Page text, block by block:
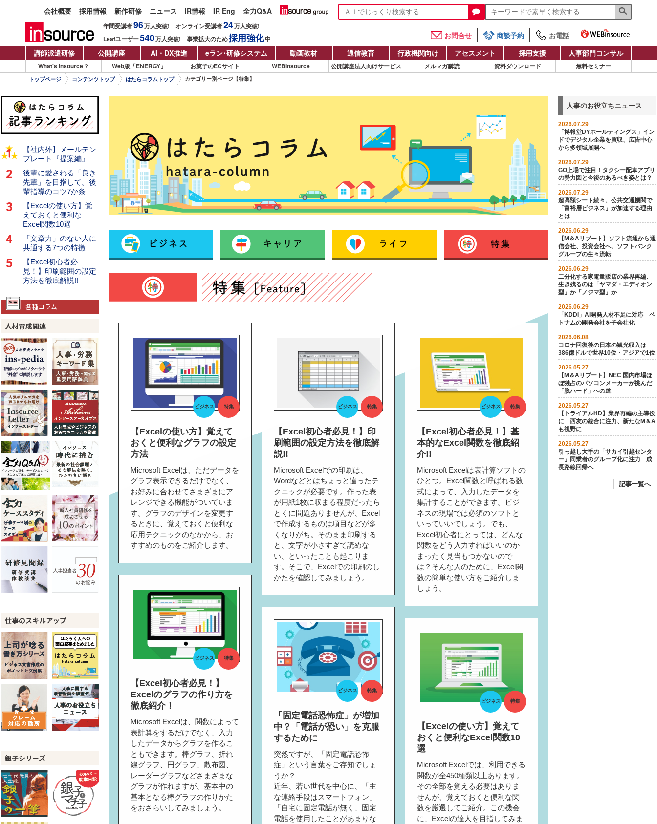
会社概要 採用情報 新作研修 ニュース IR情報 IR Eng 全力Q&A
年間受講者96万人突破! オンライン受講者24万人突破!
Leafユーザー540万人突破! 事業拡大のため採用強化中 お問合せ 商談予約
お電話
講師派遣研修
公開講座 AI・DX推進 eラン・研修システム 動画教材 通信教育 行政機関向け アセスメント 採用支援 人事部門コンサル
What's insource？ Web版「ENERGY」 お菓子のECサイト WEBinsource 公開講座法人向けサービス メルマガ購読 資料ダウンロード 無料セミナー
トップページ コンテンツトップ はたらコラムトップ カテゴリー別ページ【特集】
ビジネス 特集
【Excelの使い方】覚えて
おくと便利なグラフの設定
方法
Microsoft Excelは、ただデータを
グラフ表示できるだけでなく、
お好みに合わせてさまざまにア
レンジできる機能がついていま
す。グラフのデザインを変更す
るときに、覚えておくと便利な
応用テクニックのなかから、お
すすめのものをご紹介します。
ビジネス 特集
【Excel初心者必見！】印
刷範囲の設定方法を徹底解
説!!
Microsoft Excelでの印刷は、
Wordなどとはちょっと違ったテ
クニックが必要です。作った表
が用紙1枚に収まる程度だったら
とくに問題ありませんが、Excel
で作成するものは項目などが多
くなりがち。そのまま印刷する
と、文字が小さすぎて読めな
い、といったことも起こりま
す。そこで、Excelでの印刷のし
かたを確認してみましょう。
ビジネス 特集
【Excel初心者必見！】基
本的なExcel関数を徹底紹
介!!
Microsoft Excelは表計算ソフトの
ひとつ。Excel関数と呼ばれる数
式によって、入力したデータを
集計することができます。ビジ
ネスの現場では必須のソフトと
いっていいでしょう。でも、
Excel初心者にとっては、どんな
関数をどう入力すればいいのか
まったく見当もつかないので
は？そんな人のために、Excel関
数の簡単な使い方をご紹介しま
しょう。
ビジネス 特集
【Excel初心者必見！】
Excelのグラフの作り方を
徹底紹介！
Microsoft Excelは、関数によって
表計算をするだけでなく、入力
したデータからグラフを作るこ
ともできます。棒グラフ、折れ
線グラフ、円グラフ、散布図、
レーダーグラフなどさまざまな
グラフが作れますが、基本中の
基本となる棒グラフの作りかた
をおさらいしてみましょう。
ビジネス 特集
「固定電話恐怖症」が増加
中？「電話が恐い」を克服
するために
突然ですが、「固定電話恐怖
症」という言葉をご存知でしょ
うか？
近年、若い世代を中心に、「主
な連絡手段はスマートフォン」
「自宅に固定電話が無く、固定
電話を使用したことがあまりな
ビジネス 特集
【Excelの使い方】覚えて
おくと便利なExcel関数10
選
Microsoft Excelでは、利用できる
関数が全450種類以上あります。
その全部を覚える必要はありま
せんが、覚えておくと便利な関
数を厳選してご紹介。この機会
に、Excelの達人を目指してみま
人事のお役立ちニュース
2026.07.29
「博報堂DYホールディングス」イン
ドでデジタル企業を買収、広告中心
から多領域展開へ
2026.07.29
GO上場で注目！タクシー配車アプリ
の勢力図と今後のあるべき姿とは？
2026.07.29
超高額シート続々、公共交通機関で
「富裕層ビジネス」が加速する理由
とは
2026.06.29
【M＆Aリブート】ソフト流通から通
信会社、投資会社へ、ソフトバンク
グループの生々流転
2026.06.29
二分化する家電量販店の業界再編、
生き残るのは「ヤマダ・エディオン
型」か「ノジマ型」か
2026.06.29
「KDDI」AI開発人材不足に対応 ベ
トナムの開発会社を子会社化
2026.06.08
コロナ回復後の日本の観光収入は
386億ドルで世界10位・アジアで1位
2026.05.27
【M＆A リブート】NEC 国内市場ほ
ぼ独占のパソコンメーカーが挑んだ
「脱ハード」への道
2026.05.27
【トライアルHD】業界再編の主導役
に 西友の統合に注力、新たなM＆A
も視野に
2026.05.27
引っ越し大手の「サカイ引越センタ
ー」同業者のグループ化に注力 成
長路線回帰へ
記事一覧へ
【社内外】メールテン
プレート『提案編』
後輩に愛される「良き
先輩」を目指して。後
輩指導のコツ7か条
【Excelの使い方】覚
えておくと便利な
Excel関数10選
「文章力」のない人に
共通する7つの特徴
【Excel初心者必
見！】印刷範囲の設定
方法を徹底解説!!
各種コラム
人材育成関連
仕事のスキルアップ
銀子シリーズ